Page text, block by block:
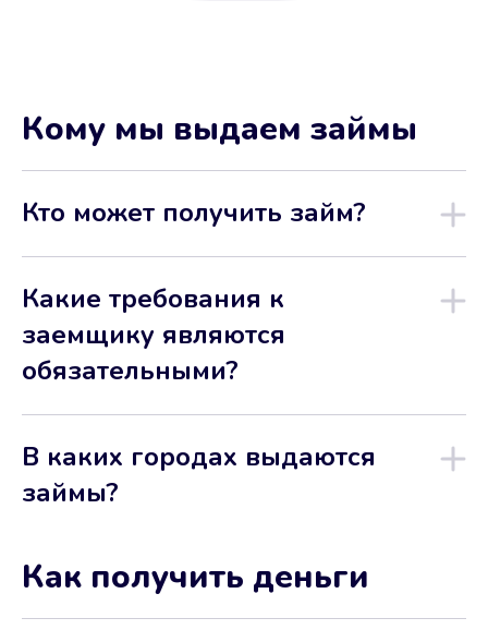
Кому мы выдаем займы
Кто может получить займ?
Какие требования к
заемщику являются
обязательными?
В каких городах выдаются
займы?
Как получить деньги